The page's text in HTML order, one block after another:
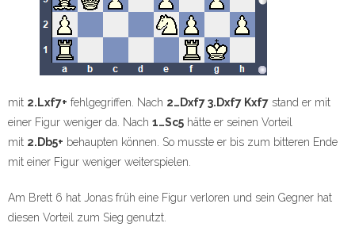
mit 2.Lxf7+ fehlgegriffen. Nach 2…Dxf7 3.Dxf7 Kxf7 stand er mit
einer Figur weniger da. Nach 1…Sc5 hätte er seinen Vorteil
mit 2.Db5+ behaupten können. So musste er bis zum bitteren Ende
mit einer Figur weniger weiterspielen.
Am Brett 6 hat Jonas früh eine Figur verloren und sein Gegner hat
diesen Vorteil zum Sieg genutzt.